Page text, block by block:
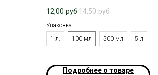
12,00 руб 14,50 руб
Упаковка
1 л.
100 мл 500 мл 5 л
Подробнее о товаре